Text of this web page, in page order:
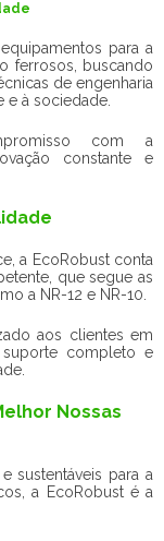
para a
ferrosos, buscando
de engenharia
à sociedade.
com a
constante e
a EcoRobust conta
que segue as
a NR-12 e NR-10.
aos clientes em
completo e
Nossas
sustentáveis para a
a EcoRobust é a